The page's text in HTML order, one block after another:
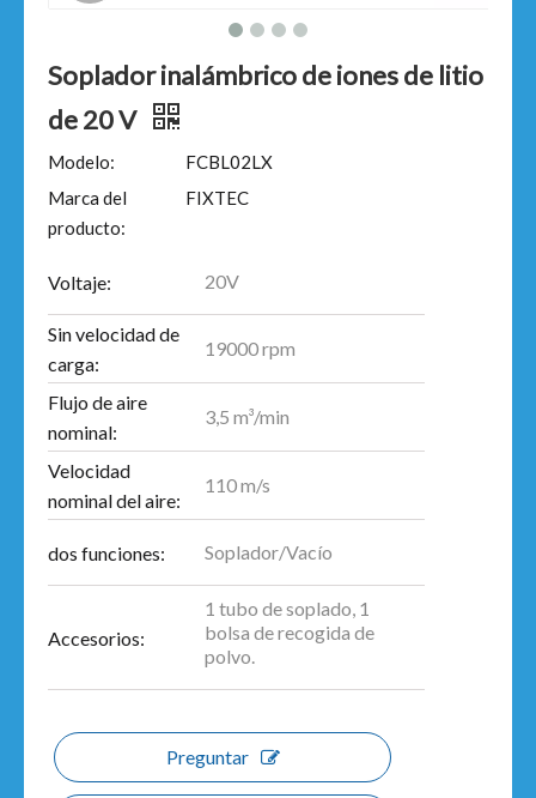
Soplador inalámbrico de iones de litio
de 20 V
Modelo:
FCBL02LX
Marca del
producto:
FIXTEC
Voltaje: 20V
Sin velocidad de
carga:
19000 rpm
Flujo de aire
nominal:
3,5 m³/min
Velocidad
nominal del aire:
110 m/s
dos funciones: Soplador/Vacío
Accesorios:
1 tubo de soplado, 1
bolsa de recogida de
polvo.
Preguntar